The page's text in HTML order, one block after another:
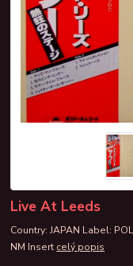
Live At Leeds
Country: JAPAN Label:
NM Insert celý popis